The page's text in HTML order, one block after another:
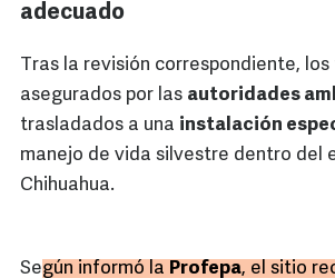
adecuado
Tras la revisión correspondiente,
asegurados por las autoridades
trasladados a una instalación
manejo de vida silvestre dentro del
Chihuahua.
Según informó la Profepa, el sitio